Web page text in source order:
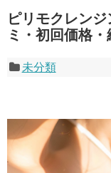
ピリモクレン
ミ・初回価格
未分類